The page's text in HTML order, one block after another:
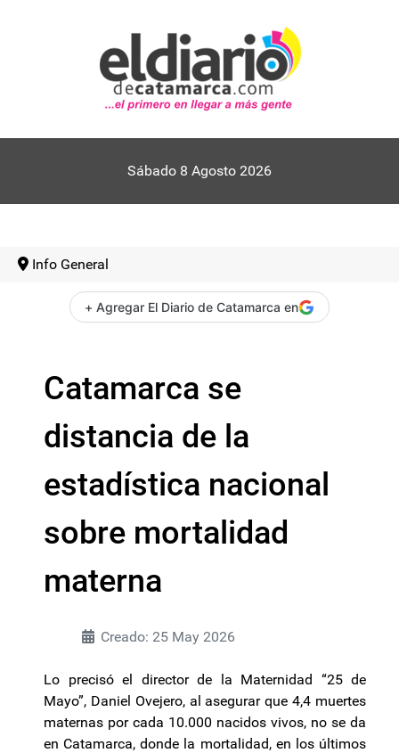
Sábado 8 Agosto 2026
Info General
+ Agregar El Diario de Catamarca en
Catamarca se
distancia de la
estadística nacional
sobre mortalidad
materna
Creado: 25 May 2026
Lo precisó el director de la Maternidad “25 de
Mayo”, Daniel Ovejero, al asegurar que 4,4 muertes
maternas por cada 10.000 nacidos vivos, no se da
en Catamarca, donde la mortalidad, en los últimos